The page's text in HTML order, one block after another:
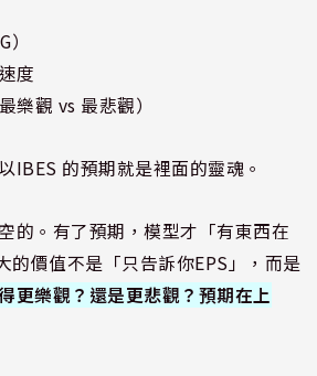
度
觀 vs 最悲觀）
IBES 的預期就是裡面的靈魂。
的。有了預期，模型才「有東西在
的價值不是「只告訴你EPS」，而是
更樂觀？還是更悲觀？預期在上